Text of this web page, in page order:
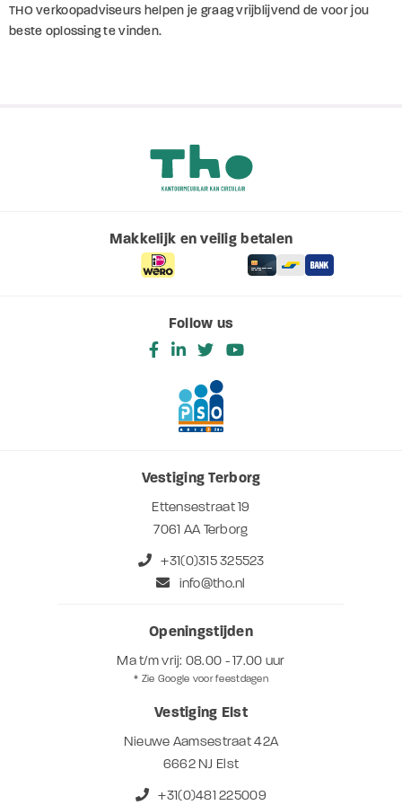
gegevens combineren met andere informatie die u aan ze
heeft verstrekt of die ze hebben verzameld op basis van
THO verkoopadviseurs helpen je graag vrijblijvend de voor jou
beste oplossing te vinden.
Makkelijk en veilig betalen
Follow us
Vestiging Terborg
Ettensestraat 19
7061 AA Terborg
+31(0)315 325523
info@tho.nl
Openingstijden
Ma t/m vrij: 08.00 - 17.00 uur
* Zie Google voor feestdagen
Vestiging Elst
Nieuwe Aamsestraat 42A
6662 NJ Elst
+31(0)481 225009